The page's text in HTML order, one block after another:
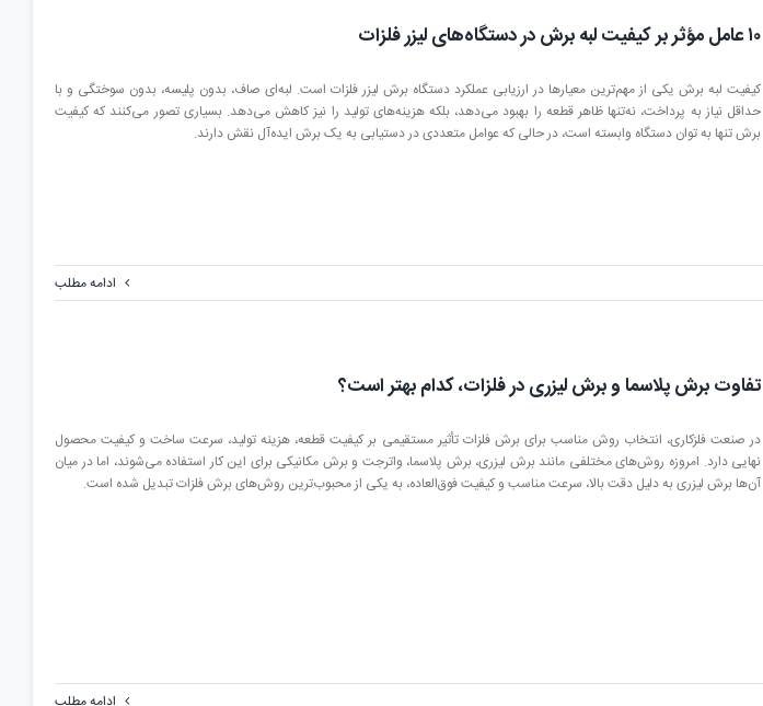
۱۰ عامل مؤثر بر کیفیت لبه برش در دستگاه‌های لیزر فلزات
کیفیت لبه برش یکی از مهم‌ترین معیارها در ارزیابی عملکرد دستگاه برش لیزر فلزات است. لبه‌ای صاف، بدون پلیسه، بدون سوختگی و با
حداقل نیاز به پرداخت، نه‌تنها ظاهر قطعه را بهبود می‌دهد، بلکه هزینه‌های تولید را نیز کاهش می‌دهد. بسیاری تصور می‌کنند که کیفیت
برش تنها به توان دستگاه وابسته است، در حالی که عوامل متعددی در دستیابی به یک برش ایده‌آل نقش دارند.
ادامه مطلب
تفاوت برش پلاسما و برش لیزری در فلزات، کدام بهتر است؟
در صنعت فلزکاری، انتخاب روش مناسب برای برش فلزات تأثیر مستقیمی بر کیفیت قطعه، هزینه تولید، سرعت ساخت و کیفیت محصول
نهایی دارد. امروزه روش‌های مختلفی مانند برش لیزری، برش پلاسما، واترجت و برش مکانیکی برای این کار استفاده می‌شوند، اما در میان
آن‌ها برش لیزری به دلیل دقت بالا، سرعت مناسب و کیفیت فوق‌العاده، به یکی از محبوب‌ترین روش‌های برش فلزات تبدیل شده است.
ادامه مطلب